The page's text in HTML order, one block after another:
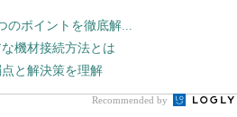
のポイントを徹底解...
機材接続方法とは
と解決策を理解
Recommended by